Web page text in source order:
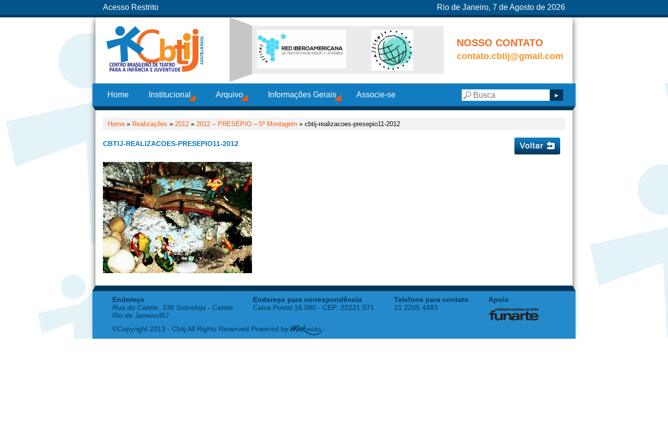
Acesso Restrito Rio de Janeiro, 7 de Agosto de 2026
NOSSO CONTATO
contato.cbtij@gmail.com
Home Institucional Arquivo Informações Gerais Associe-se
Home » Realizações » 2012 » 2012 – PRESÉPIO – 5ª Montagem » cbtij-realizacoes-presepio11-2012
CBTIJ-REALIZACOES-PRESEPIO11-2012
Endereço
Rua do Catete, 338 Sobreloja - Catete
Rio de Janeiro/RJ
Endereço para correspondência
Caixa Postal 16.080 - CEP: 22221.971
Telefone para contato
21 2205 4483
Apoio
©Copyright 2013 - Cbtij All Rights Reserved Powered by: